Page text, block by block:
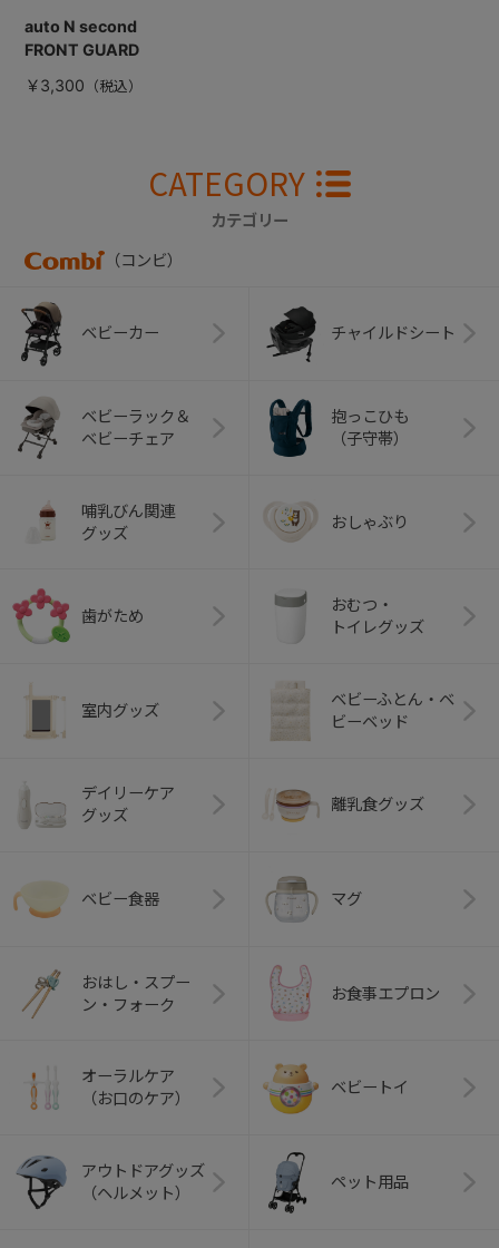
auto N second
FRONT GUARD
￥3,300
CATEGORY
カテゴリー
（コンビ）
ベビーカー チャイルドシート
ベビーラック＆
ベビーチェア
抱っこひも
（子守帯）
哺乳びん関連
グッズ
おしゃぶり
歯がため
おむつ・
トイレグッズ
室内グッズ
ベビーふとん・ベ
ビーベッド
デイリーケア
グッズ
離乳食グッズ
ベビー食器 マグ
おはし・スプー
ン・フォーク
お食事エプロン
オーラルケア
（お口のケア）
ベビートイ
アウトドアグッズ
（ヘルメット）
ペット用品